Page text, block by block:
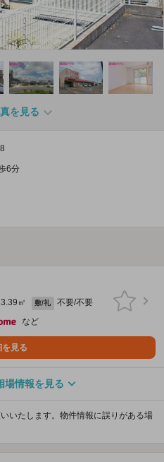
を見る
6分
㎡ 敷/礼
不要/不要
など
を見る
場情報を見る
いたします。物件情報に誤りがある場